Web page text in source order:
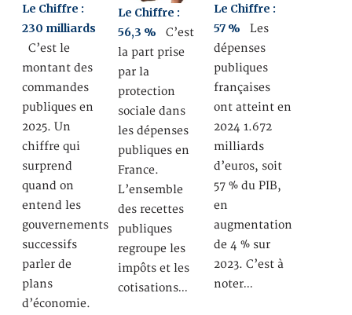
Le Chiffre :
230 milliards
C’est le
montant des
commandes
publiques en
2025. Un
chiffre qui
surprend
quand on
entend les
gouvernements
successifs
parler de
plans
d’économie.
Le Chiffre :
56,3 % C’est
la part prise
par la
protection
sociale dans
les dépenses
publiques en
France.
L’ensemble
des recettes
publiques
regroupe les
impôts et les
cotisations…
Le Chiffre :
57 % Les
dépenses
publiques
françaises
ont atteint en
2024 1.672
milliards
d’euros, soit
57 % du PIB,
en
augmentation
de 4 % sur
2023. C’est à
noter…